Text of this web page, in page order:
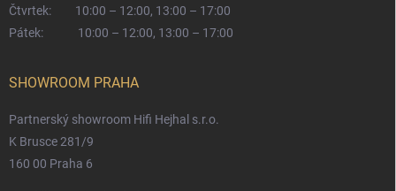
Čtvrtek:
10:00 – 12:00, 13:00 – 17:00
Pátek:
10:00 – 12:00, 13:00 – 17:00
SHOWROOM PRAHA
Partnerský showroom Hifi Hejhal s.r.o.
K Brusce 281/9
160 00 Praha 6